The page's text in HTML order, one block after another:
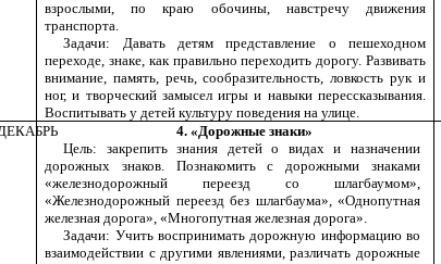
взрослыми, по краю обочины, навстречу движения
транспорта.
Задачи: Давать детям представление о пешеходном
переходе, знаке, как правильно переходить дорогу. Развивать
внимание, память, речь, сообразительность, ловкость рук и
ног, и творческий замысел игры и навыки перессказывания.
Воспитывать у детей культуру поведения на улице.
4. «Дорожные знаки»
Цель: закрепить знания детей о видах и назначении
дорожных знаков. Познакомить с дорожными знаками
«железнодорожный переезд со шлагбаумом»,
«Железнодорожный переезд без шлагбаума», «Однопутная
железная дорога», «Многопутная железная дорога».
Задачи: Учить воспринимать дорожную информацию во
взаимодействии с другими явлениями, различать дорожные